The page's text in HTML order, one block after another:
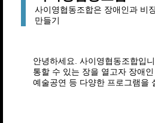
사이영협동조합은 장애인과 비
만들기
안녕하세요. 사이영협동조합입
통할 수 있는 장을 열고자 장애
예술공연 등 다양한 프로그램을